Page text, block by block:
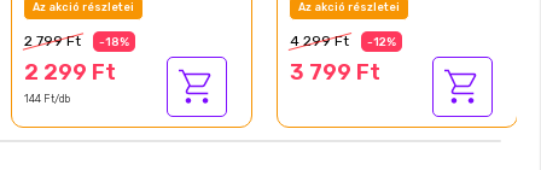
Az akció részletei
2 799 Ft -18%
2 299 Ft
144 Ft/db
Az akció részletei
4 299 Ft -12%
3 799 Ft